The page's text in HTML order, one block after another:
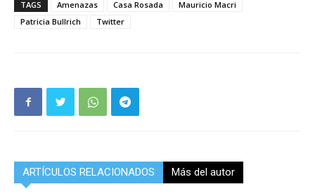
TAGS Amenazas Casa Rosada
Mauricio Macri
Patricia Bullrich
Twitter
ARTÍCULOS RELACIONADOS Más del autor